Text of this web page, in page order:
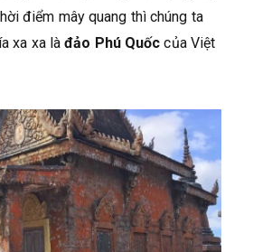
điểm mây quang thì chúng ta
xa xa làđảo Phú Quốccủa Việt